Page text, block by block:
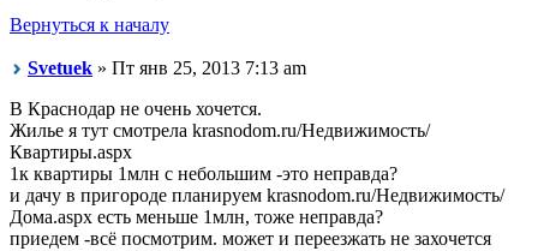
Вернуться к началу
Svetuek » Пт янв 25, 2013 7:13 am
В Краснодар не очень хочется.
Жилье я тут смотрела krasnodom.ru/Недвижимость/
Квартиры.aspx
1к квартиры 1млн с небольшим -это неправда?
и дачу в пригороде планируем krasnodom.ru/Недвижимость/
Дома.aspx есть меньше 1млн, тоже неправда?
приедем -всё посмотрим. может и переезжать не захочется